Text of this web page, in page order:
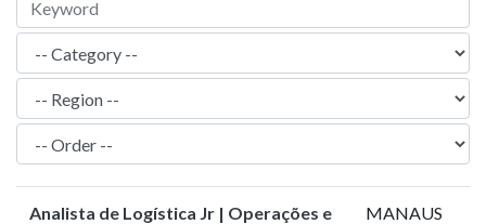
Analista de Logística Jr | Operações e
MANAUS